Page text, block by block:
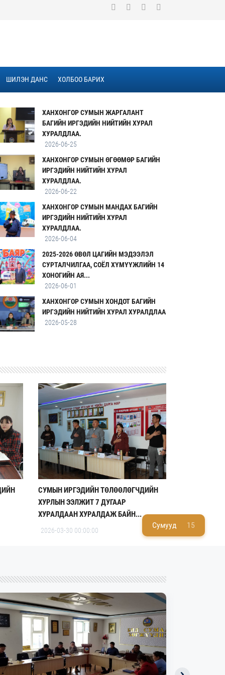
ШИЛЭН ДАНС ХОЛБОО БАРИХ
Сумууд 15
ХАНХОНГОР СУМЫН ЖАРГАЛАНТ
БАГИЙН ИРГЭДИЙН НИЙТИЙН ХУРАЛ
ХУРАЛДЛАА.
2026-06-25
ХАНХОНГОР СУМЫН ӨГӨӨМӨР БАГИЙН
ИРГЭДИЙН НИЙТИЙН ХУРАЛ
ХУРАЛДЛАА.
2026-06-22
ХАНХОНГОР СУМЫН МАНДАХ БАГИЙН
ИРГЭДИЙН НИЙТИЙН ХУРАЛ
ХУРАЛДЛАА.
2026-06-04
2025-2026 ӨВӨЛ ЦАГИЙН МЭДЭЭЛЭЛ
СУРТАЛЧИЛГАА, СОЁЛ ХҮМҮҮЖЛИЙН 14
ХОНОГИЙН АЯ...
2026-06-01
ХАНХОНГОР СУМЫН ХОНДОТ БАГИЙН
ИРГЭДИЙН НИЙТИЙН ХУРАЛ ХУРАЛДЛАА
2026-05-28
СУМЫН ИРГЭДИЙН ТӨЛӨӨЛӨГЧДИЙН
ХУРЛЫН ЭЭЛЖИТ 7 ДУГААР
ХУРАЛДААН ХУРАЛДАЖ БАЙН...
2026-03-30 00:00:00